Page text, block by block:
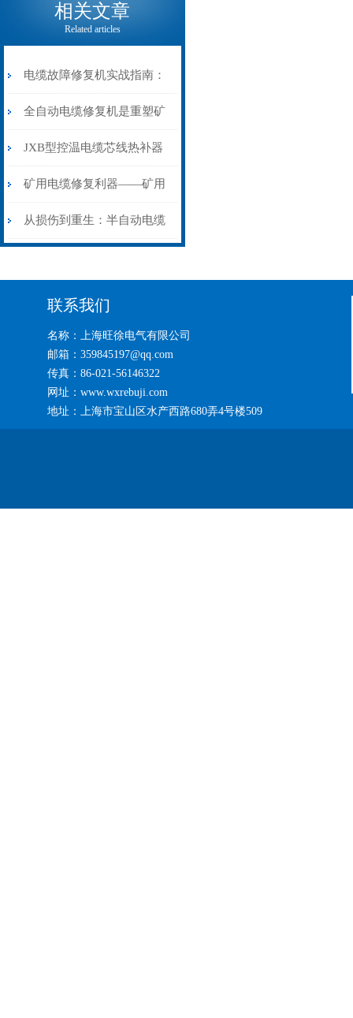
相关文章
Related articles
电缆故障修复机实战指南：
从“盲测”到“精确定点”的三
步作业法
全自动电缆修复机是重塑矿
山电力动脉的“智能外科医
生”
JXB型控温电缆芯线热补器
安装与接线：精准修复的工
艺基石
矿用电缆修复利器——矿用
电缆热补机智能控温，安全
从损伤到重生：半自动电缆
联系我们
名称：上海旺徐电气有限公司
邮箱：359845197@qq.com
传真：86-021-56146322
网址：www.wxrebuji.com
地址：上海市宝山区水产西路680弄4号楼509